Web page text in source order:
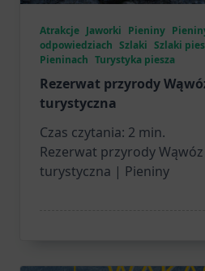
Atrakcje Jaworki Pieniny
odpowiedziach Szlaki Szlaki
Pieninach Turystyka piesza
Rezerwat przyrody
turystyczna
Czas czytania: 2 min.
Rezerwat przyrody
turystyczna | Pieniny